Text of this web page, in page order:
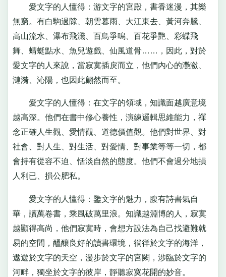
愛文字的人懂得：游文字的宮殿，書香迷漫，其樂
無窮。有白駒過隙、朝雲暮雨、大江東去、黃河奔騰、
高山流水、瀑布飛濺、百鳥爭鳴、百花爭艷、彩蝶飛
舞、蜻蜓點水、魚兒遊戲、仙風道骨……，因此，對於
愛文字的人來說，當寂寞插戾而立，他們內心的灧瀲、
漣漪、沁陽，也因此翩然而至。
愛文字的人懂得：在文字的領域，知識面越廣意境
越高深。他們在書中修心養性，演練邏輯思維能力，禪
念正確人生觀、愛情觀、道德價值觀。他們對世界、對
社會、對人生、對生活、對愛情、對事業等等一切，都
會持有從容不迫、恬淡自然的態度。他們不會過分地損
人利已、損公肥私。
愛文字的人懂得：鑒文字的魅力，腹有詩書氣自
華，讀萬卷書，乘風破萬里浪。知識越淵博的人，寂寞
越顯得高尚，他們寂寞時，會想方設法為自己找避難就
易的空間，醞釀良好的讀書環境，徜徉於文字的海洋，
遨遊於文字的天空，漫步於文字的宮闕，涉臨於文字的
河畔，獨坐於文字的彼岸，靜聽寂寞花開的妙音。